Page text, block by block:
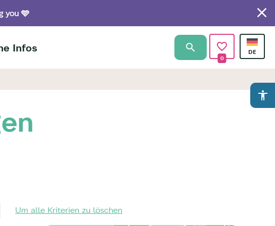
you 🩵
Infos
0
accessibility
Um alle Kriterien zu löschen